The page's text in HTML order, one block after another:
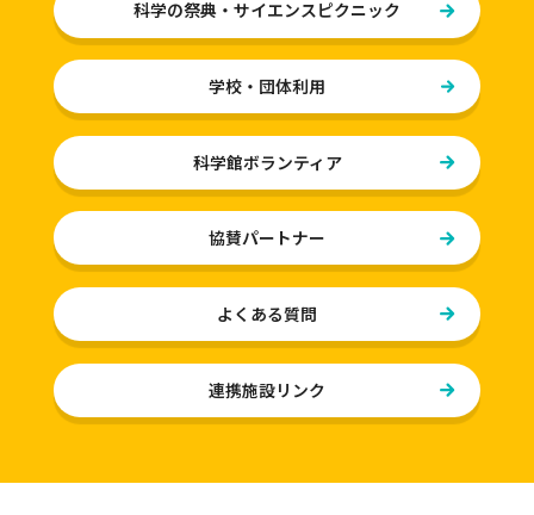
フロアガイド
10F おどろきゾーン
9F いきいきゾーン
8F ふれあいゾーン
学校・団体利用
学校・団体利用
学校等団体利用のご案内
学習支援プログラム
科学の祭典・サイエンスピクニック
学校・団体利用
科学館ボランティア
協賛パートナー
よくある質問
連携施設リンク